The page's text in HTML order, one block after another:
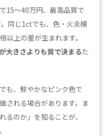
15〜40万円、最高品質で
同じ1ctでも、色・火炎模
以上の差が生まれます。
大きさよりも質で決まるた
も、鮮やかなピンク色で
される場合があります。ま
るのか」を知ることが、